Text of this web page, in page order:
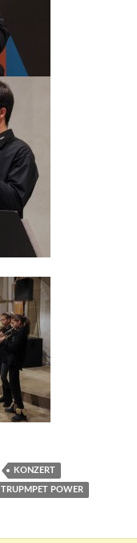
KONZERT
TRUPMPET POWER